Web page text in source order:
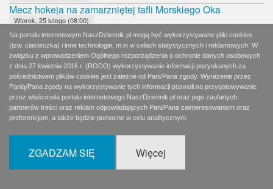
Mecz hokeja na zamarzniętej tafli Morskiego Oka
Wtorek, 25 lutego (08:00)
Bojaźliwy Tusk
Poniedziałek, 24 lutego (08:18)
Czy Zjednoczona Prawica jest w kryzysie?
Niedziela, 23 lutego (11:43)
Naturalny kłopot rządzących z NIK
Sobota, 22 lutego (11:54)
Polscy komuniści proszą o pomoc
Piątek, 21 lutego (08:10)
Kto za nimi stoi?
Czwartek, 20 lutego (08:19)
Katyń i Smoleńsk poza polityką
Na portalu internetowym NaszDziennik.pl mogą być wykorzystywane pliki cookies
(tzw. ciasteczka) i inne technologie, m.in w celach statystycznych i reklamowych. W
związku z wprowadzeniem Ogólnego rozporządzenia o ochronie danych osobowych
z dnia 27 kwietnia 2016 r. (RODO) wykorzystywanie informacji pozyskanych za
pośrednictwem plików cookies jest zależne od Pani/Pana zgody. Wyrażenie przez
Panią/Pana zgody na wykorzystywanie tych informacji pozwoli na przygotowywanie
przez właściciela portalu internetowego NaszDziennik.pl oraz jego zaufanych
partnerów treści oraz reklam odpowiadających Pani/Pana zainteresowaniom oraz
preferencjom, a także będzie pomocne w celu analitycznym.
ZGADZAM SIĘ Więcej